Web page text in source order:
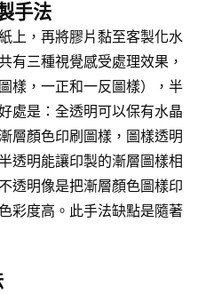
手法
上，再將膠片黏至客製化水
有三種視覺感受處理效果，
樣，一正和一反圖樣），半
處是：全透明可以保有水晶
層顏色印刷圖樣，圖樣透明
透明能讓印製的漸層圖樣相
透明像是把漸層顏色圖樣印
彩度高。此手法缺點是隨著